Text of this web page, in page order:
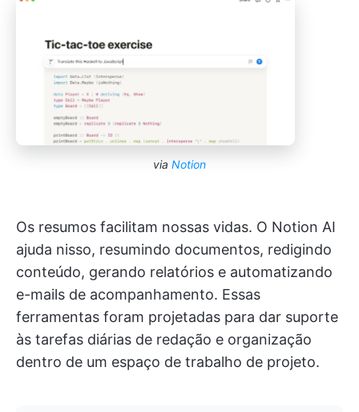
via Notion
Os resumos facilitam nossas vidas. O Notion AI
ajuda nisso, resumindo documentos, redigindo
conteúdo, gerando relatórios e automatizando
e-mails de acompanhamento. Essas
ferramentas foram projetadas para dar suporte
às tarefas diárias de redação e organização
dentro de um espaço de trabalho de projeto.